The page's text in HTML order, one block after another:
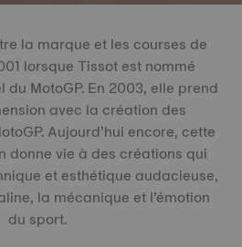
la marque et les courses de
lorsque Tissot est nommé
MotoGP. En 2003, elle prend
avec la création des
Aujourd’hui encore, cette
donne vie à des créations qui
et esthétique audacieuse,
la mécanique et l’émotion
du sport.